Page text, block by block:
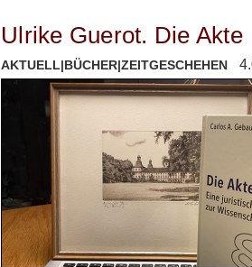
Ulrike Guerot. Die Akte
AKTUELL|BÜCHER|ZEITGESCHEHEN